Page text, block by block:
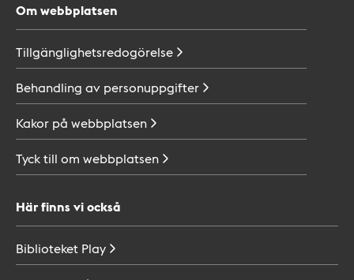
Om webbplatsen
Tillgänglighetsredogörelse
Behandling av personuppgifter
Kakor på webbplatsen
Tyck till om webbplatsen
Här finns vi också
Biblioteket Play